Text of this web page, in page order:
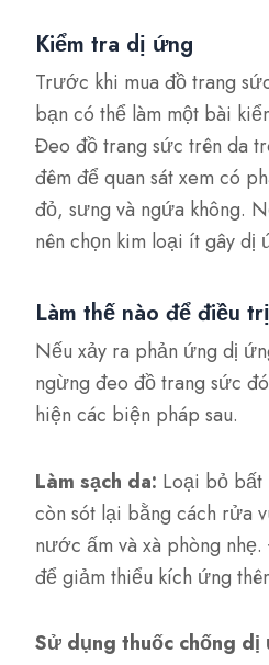
Kiểm tra dị ứng
Trước khi mua đồ trang
bạn có thể làm một bài
Đeo đồ trang sức trên da
đêm để quan sát xem có
đỏ, sưng và ngứa không.
nên chọn kim loại ít gây dị
Làm thế nào để điều
Nếu xảy ra phản ứng dị
ngừng đeo đồ trang sức
hiện các biện pháp sau.
Làm sạch da: Loại bỏ bất
còn sót lại bằng cách rửa
nước ấm và xà phòng
để giảm thiểu kích ứng
Sử dụng thuốc chống dị